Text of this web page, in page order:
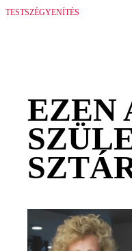
TESTSZÉGYENÍTÉS
EZEN